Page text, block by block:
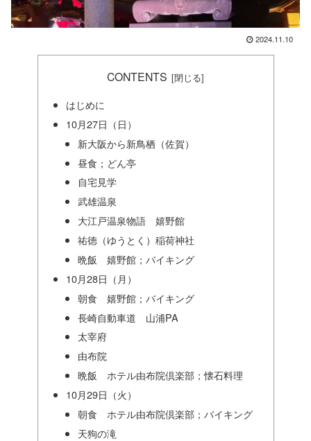
2024.11.10
CONTENTS
はじめに
10月27日（日）
新大阪から新鳥栖（佐賀）
昼食；どん亭
自宅見学
武雄温泉
大江戸温泉物語 嬉野館
祐徳（ゆうとく）稲荷神社
晩飯 嬉野館；バイキング
10月28日（月）
朝食 嬉野館；バイキング
長崎自動車道 山浦PA
太宰府
由布院
晩飯 ホテル由布院倶楽部；懐石料理
10月29日（火）
朝食 ホテル由布院倶楽部；バイキング
天狗の滝